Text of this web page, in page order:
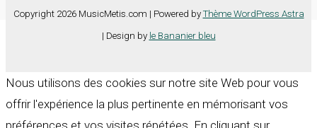
Copyright 2026 MusicMetis.com | Powered by Thème WordPress Astra
| Design by le Bananier bleu
Nous utilisons des cookies sur notre site Web pour vous
offrir l'expérience la plus pertinente en mémorisant vos
préférences et vos visites répétées. En cliquant sur